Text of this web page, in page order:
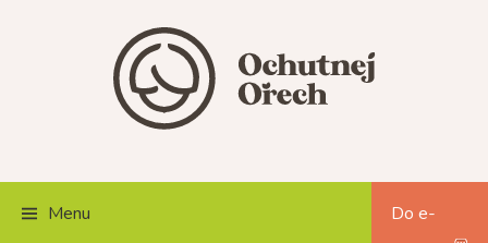
Menu Do e-